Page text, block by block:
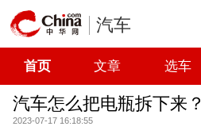
汽车
首页 文章 选车
汽车怎么把电瓶拆下来？
2023-07-17 16:18:55